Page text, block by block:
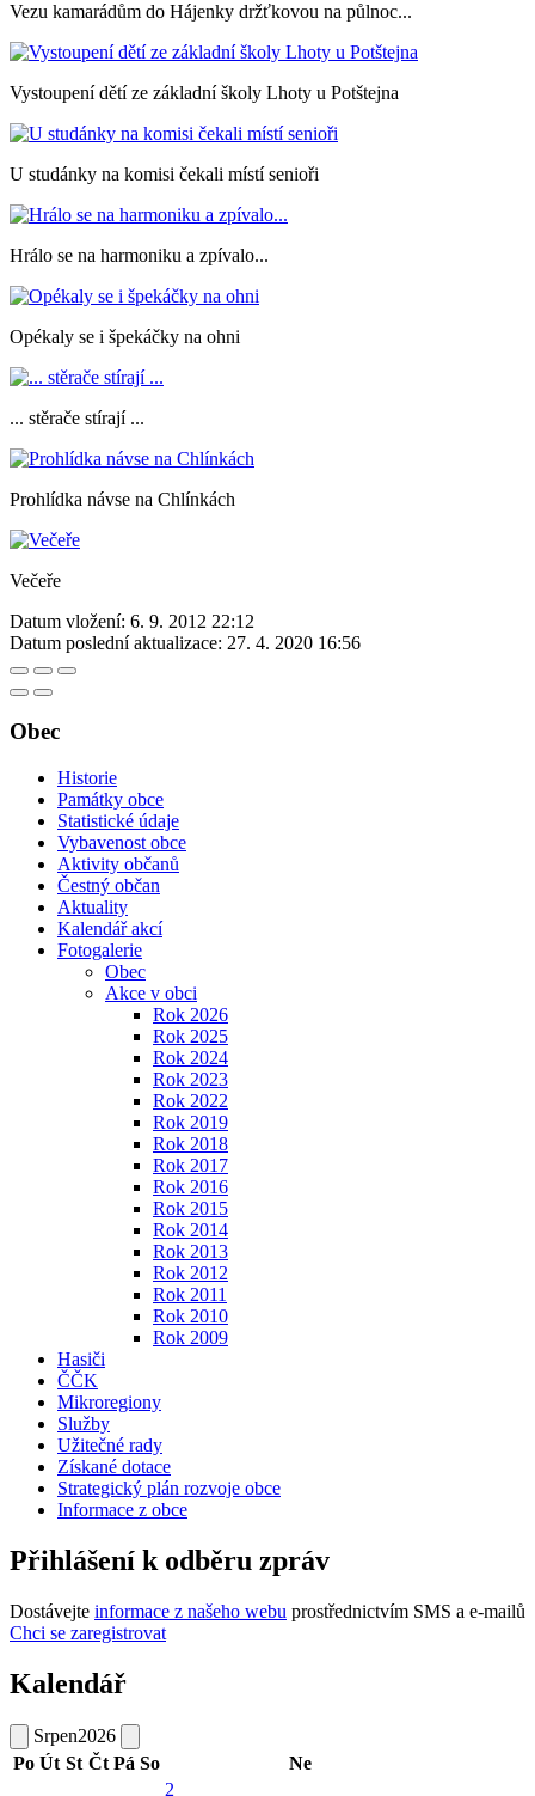
Vezu kamarádům do Hájenky držťkovou na půlnoc...
Vystoupení dětí ze základní školy Lhoty u Potštejna
U studánky na komisi čekali místí senioři
Hrálo se na harmoniku a zpívalo...
Opékaly se i špekáčky na ohni
... stěrače stírají ...
Prohlídka návse na Chlínkách
Večeře
Datum vložení: 6. 9. 2012 22:12
Datum poslední aktualizace: 27. 4. 2020 16:56
Obec
Historie
Památky obce
Statistické údaje
Vybavenost obce
Aktivity občanů
Čestný občan
Aktuality
Kalendář akcí
Fotogalerie
Obec
Akce v obci
Rok 2026
Rok 2025
Rok 2024
Rok 2023
Rok 2022
Rok 2019
Rok 2018
Rok 2017
Rok 2016
Rok 2015
Rok 2014
Rok 2013
Rok 2012
Rok 2011
Rok 2010
Rok 2009
Hasiči
ČČK
Mikroregiony
Služby
Užitečné rady
Získané dotace
Strategický plán rozvoje obce
Informace z obce
Přihlášení k odběru zpráv
Dostávejte informace z našeho webu prostřednictvím SMS a e-mailů
Chci se zaregistrovat
Kalendář
Srpen2026
Po Út St Čt Pá So Ne
2